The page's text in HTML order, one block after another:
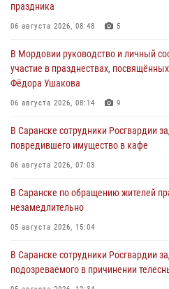
праздника
06 августа 2026, 08:48 5
В Мордовии руководство и личный
участие в празднествах,
Фёдора Ушакова
06 августа 2026, 08:14 9
В Саранске сотрудники Росгвардии
повредившего имущество в кафе
06 августа 2026, 07:03
В Саранске по обращению жителей
незамедлительно
05 августа 2026, 15:04
В Саранске сотрудники Росгвардии
подозреваемого в причинении